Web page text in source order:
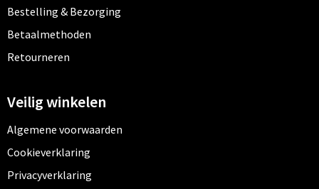
Bestelling & Bezorging
Betaalmethoden
Retourneren
Veilig winkelen
Algemene voorwaarden
Cookieverklaring
Privacyverklaring